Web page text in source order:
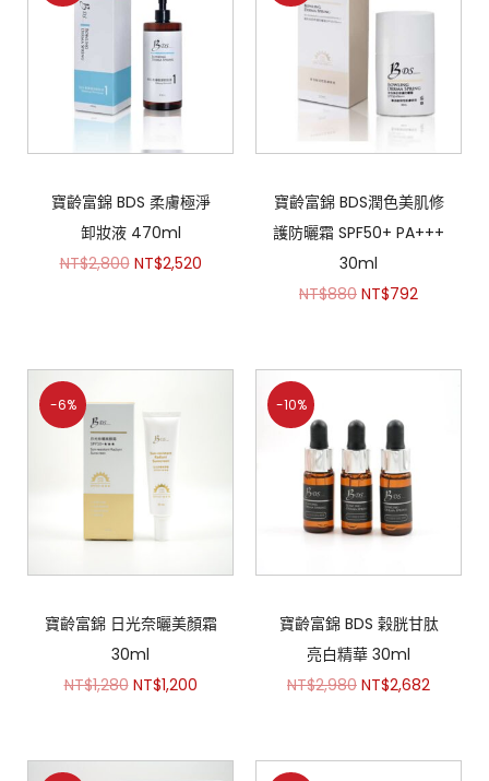
寶齡富錦 BDS 柔膚極淨
卸妝液 470ml
NT$2,800 NT$2,520
寶齡富錦 BDS潤色美肌修
護防曬霜 SPF50+ PA+++
30ml
NT$880 NT$792
-6%
寶齡富錦 日光奈曬美顏霜
30ml
NT$1,280 NT$1,200
-10%
寶齡富錦 BDS 榖胱甘肽
亮白精華 30ml
NT$2,980 NT$2,682